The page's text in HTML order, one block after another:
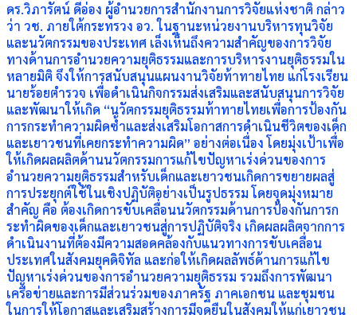
ดร.วิภารัตน์ ดีอ่อง ผู้อำนวยการสำนักงานการวิจัยแห่งชาติ กล่าว
ว่า วช. ภายใต้กระทรวง อว. ในฐานะหน่วยงานบริหารทุนวิจัย
และนวัตกรรมของประเทศ เล็งเห็นถึงความสำคัญของการวิจัย
ทางด้านการอำนวยความยุติธรรมและการบริหารงานยุติธรรมใน
หลายมิติ จึงให้การสนับสนุนแผนงานวิจัยท้าทายไทย แก่โรงเรียน
นายร้อยตำรวจ เพื่อดำเนินกิจกรรมส่งเสริมและสนับสนุนการวิจัย
และพัฒนาให้เกิด “นวัตกรรมยุติธรรมท้าทายไทยเพื่อการป้องกัน
การกระทำความผิดซ้ำและส่งเสริมโอกาสการดำเนินชีวิตของเด็ก
และเยาวชนที่เคยกระทำความผิด” อย่างต่อเนื่อง โดยมุ่งเป้าเพื่อ
ให้เกิดผลผลิตด้านนวัตกรรมการแก้ไขปัญหาเร่งด่วนของการ
อำนวยความยุติธรรมสำหรับเด็กและเยาวชนเกิดการขยายผลสู่
การประยุกต์ใช้ในเชิงปฏิบัติอย่างเป็นรูปธรรม โดยจุดมุ่งหมาย
สำคัญ คือ ต้องเกิดการขับเคลื่อนนวัตกรรมด้านการป้องกันการก
ระทำผิดของเด็กและเยาวชนสู่การปฏิบัติจริง เกิดผลผลิตจากการ
ดำเนินงานที่ต้องมีความสอดคล้องกับแนวทางการขับเคลื่อน
ประเทศในสังคมยุคดิจิทัล และก่อให้เกิดผลลัพธ์ด้านการแก้ไข
ปัญหาเร่งด่วนของการอำนวยความยุติธรรม รวมถึงการพัฒนา
เครือข่ายและการมีส่วนร่วมของภาครัฐ ภาคเอกชน และชุมชน
ในการให้โอกาสและเสริมสร้างการมีจุดยืนในสังคมให้แก่เยาวชน